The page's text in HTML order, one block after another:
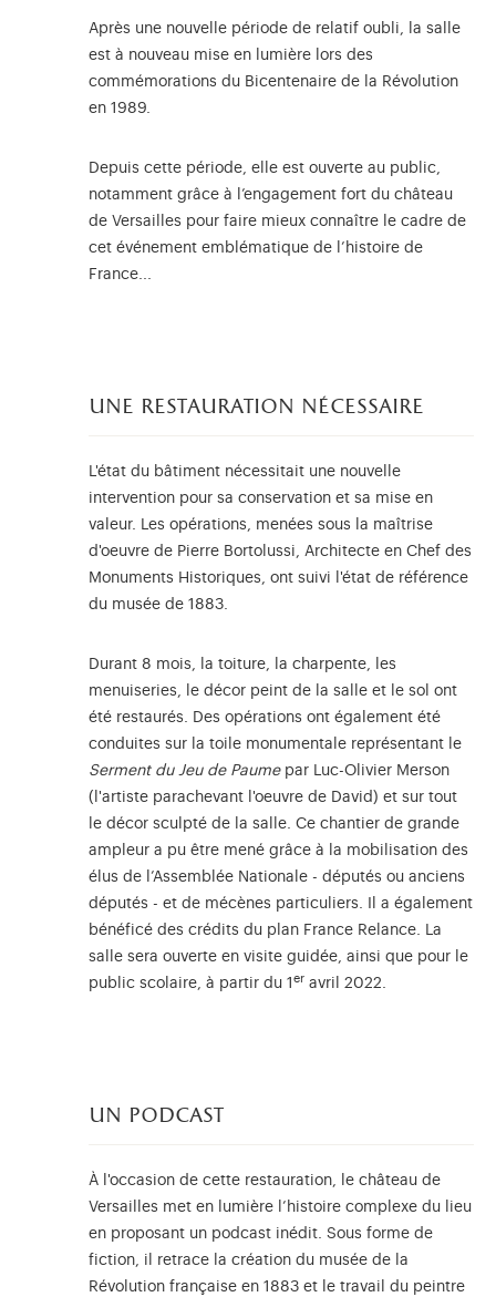
Après une nouvelle période de relatif oubli, la salle
est à nouveau mise en lumière lors des
commémorations du Bicentenaire de la Révolution
en 1989.
Depuis cette période, elle est ouverte au public,
notamment grâce à l’engagement fort du château
de Versailles pour faire mieux connaître le cadre de
cet événement emblématique de l’histoire de
France...
une restauration nécessaire
L'état du bâtiment nécessitait une nouvelle
intervention pour sa conservation et sa mise en
valeur. Les opérations, menées sous la maîtrise
d'oeuvre de Pierre Bortolussi, Architecte en Chef des
Monuments Historiques, ont suivi l'état de référence
du musée de 1883.
Durant 8 mois, la toiture, la charpente, les
menuiseries, le décor peint de la salle et le sol ont
été restaurés. Des opérations ont également été
conduites sur la toile monumentale représentant le
Serment du Jeu de Paumepar Luc-Olivier Merson
(l'artiste parachevant l'oeuvre de David) et sur tout
le décor sculpté de la salle. Ce chantier de grande
ampleur a pu être mené grâce à la mobilisation des
élus de l’Assemblée Nationale - députés ou anciens
députés - et de mécènes particuliers. Il a également
bénéficé des crédits du plan France Relance. La
salle sera ouverte en visite guidée, ainsi que pour le
public scolaire, à partir du 1 er avril 2022.
un podcast
À l'occasion de cette restauration, le château de
Versailles met en lumière l’histoire complexe du lieu
en proposant un podcast inédit. Sous forme de
fiction, il retrace la création du musée de la
Révolution française en 1883 et le travail du peintre